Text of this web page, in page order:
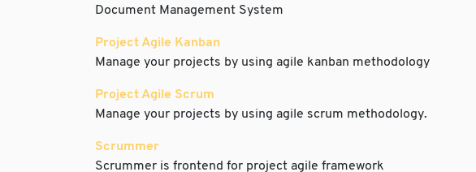
Document Management System
Project Agile Kanban
Manage your projects by using agile kanban methodology
Project Agile Scrum
Manage your projects by using agile scrum methodology.
Scrummer
Scrummer is frontend for project agile framework